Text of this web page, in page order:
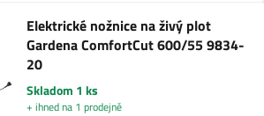
Elektrické nožnice na živý plot
Gardena ComfortCut 600/55 9834-
20
Skladom 1 ks
+ ihned na 1 prodejně